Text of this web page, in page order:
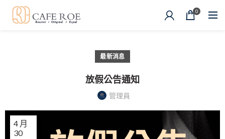
0
最新消息
放假公告通知
管理員
30
4 月